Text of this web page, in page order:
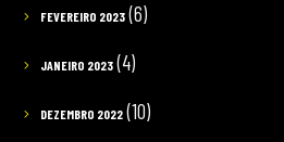
FEVEREIRO 2023(6)
JANEIRO 2023(4)
DEZEMBRO 2022(10)